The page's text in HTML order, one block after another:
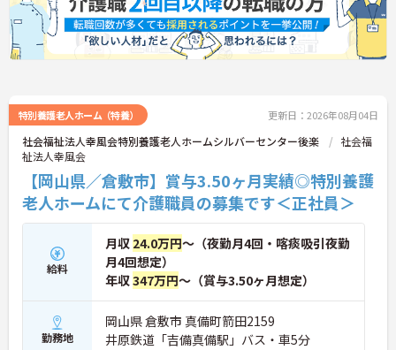
特別養護老人ホーム（特養） 更新日：2026年08月04日
社会福祉法人幸風会特別養護老人ホームシルバーセンター後楽
社会福
祉法人幸風会
【岡山県／倉敷市】賞与3.50ヶ月実績◎特別養護
老人ホームにて介護職員の募集です＜正社員＞
給料
月収 24.0万円～（夜勤月4回・喀痰吸引夜勤
月4回想定）
年収347万円～（賞与3.50ヶ月想定）
勤務地
岡山県 倉敷市 真備町箭田2159
井原鉄道「吉備真備駅」バス・車5分